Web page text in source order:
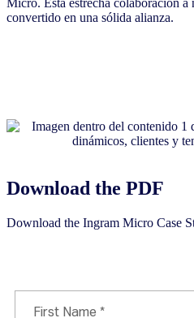
convertido en una sólida alianza.
Download the PDF
Download the Ingram Micro Case